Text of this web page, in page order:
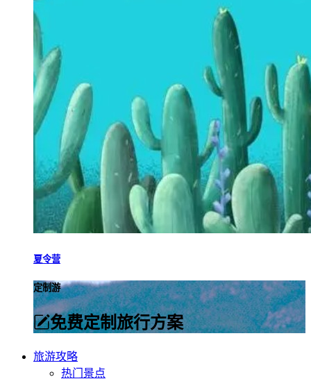
夏令营
定制游
免费定制旅行方案
旅游攻略
热门景点